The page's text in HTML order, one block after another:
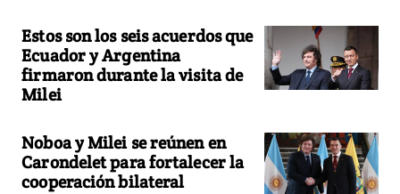
Estos son los seis acuerdos que
Ecuador y Argentina
firmaron durante la visita de
Milei
Noboa y Milei se reúnen en
Carondelet para fortalecer la
cooperación bilateral